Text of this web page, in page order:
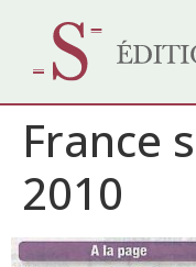
France
2010